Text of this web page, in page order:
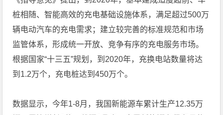
桩相随、智能高效的充电基础设施体系，满足超过500万
辆电动汽车的充电需求；建立较完善的标准规范和市场
监管体系，形成统一开放、竞争有序的充电服务市场。
根据国家“十三五”规划，到2020年，充换电站数量将达
到1.2万个，充电桩达到450万个。
数据显示，今年1-8月，我国新能源车累计生产12.35万